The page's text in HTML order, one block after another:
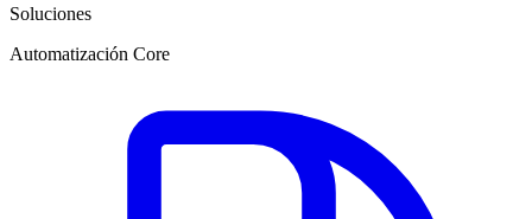
Soluciones
Automatización Core